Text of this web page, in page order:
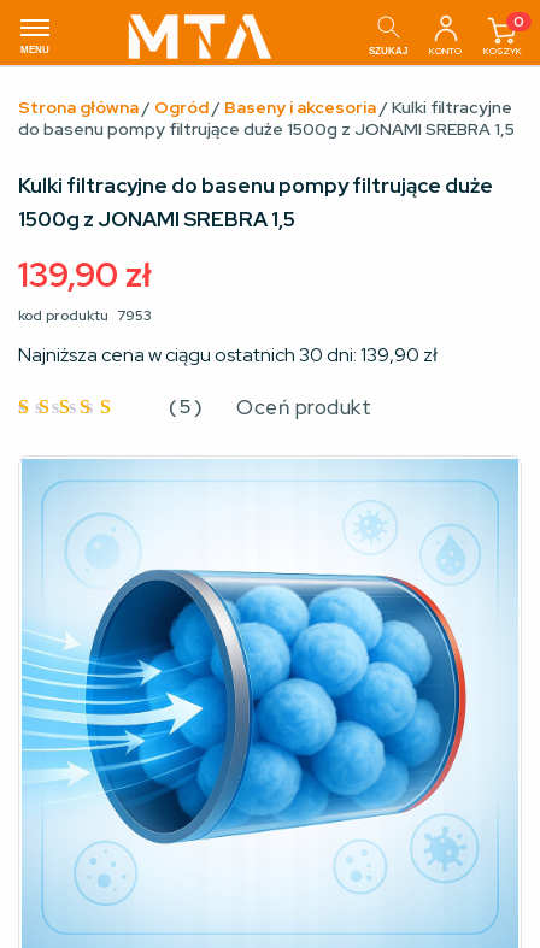
MENU SZUKAJ KONTO
0
KOSZYK
Strona główna/ Ogród/ Baseny i akcesoria/ Kulki filtracyjne
do basenu pompy filtrujące duże 1500g z JONAMI SREBRA 1,5
Kulki filtracyjne do basenu pompy filtrujące duże
1500g z JONAMI SREBRA 1,5
139,90 zł
kod produktu 7953
Najniższa cena w ciągu ostatnich 30 dni:139,90 zł
4.8na 5
(5) Oceń produkt